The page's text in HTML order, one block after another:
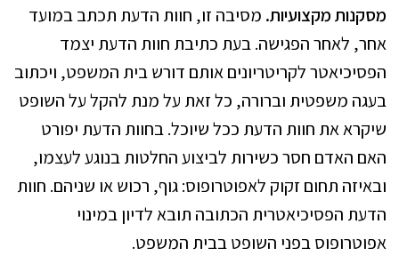
מסקנות מקצועיות. מסיבה זו, חוות הדעת תכתב במועד
אחר, לאחר הפגישה. בעת כתיבת חוות הדעת יצמד
הפסיכיאטר לקריטריונים אותם דורש בית המשפט, ויכתוב
בעגה משפטית וברורה, כל זאת על מנת להקל על השופט
שיקרא את חוות הדעת ככל שיוכל. בחוות הדעת יפורט
האם האדם חסר כשירות לביצוע החלטות בנוגע לעצמו,
ובאיזה תחום זקוק לאפוטרופוס: גוף, רכוש או שניהם. חוות
הדעת הפסיכיאטרית הכתובה תובא לדיון במינוי
אפוטרופוס בפני השופט בבית המשפט.